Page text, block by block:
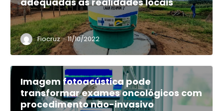
Fiocruz · 11/10/2022
Imagem fotoacústica pode
transformar exames oncológicos com
procedimento não-invasivo